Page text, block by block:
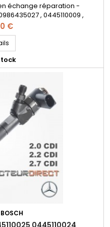
échange réparation -
, 0445110009 ,
009 , 0 445 110 010 , 0 445 110
, A6110700587 ,
, A611070058780 , 6110700487
, 611070058738
€
BOSCH
0445110024